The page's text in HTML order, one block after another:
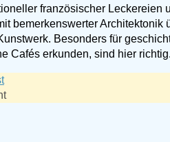
französischer
bemerkenswerter
Besonders für
Cafés erkunden, sind hier richtig.